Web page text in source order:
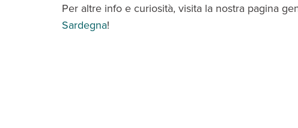
Per altre info e curiosità, visita la nostra pagina
Sardegna!